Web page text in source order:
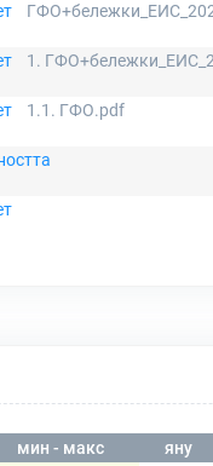
1.
1.1. ГФО.pdf
мин - макс яну